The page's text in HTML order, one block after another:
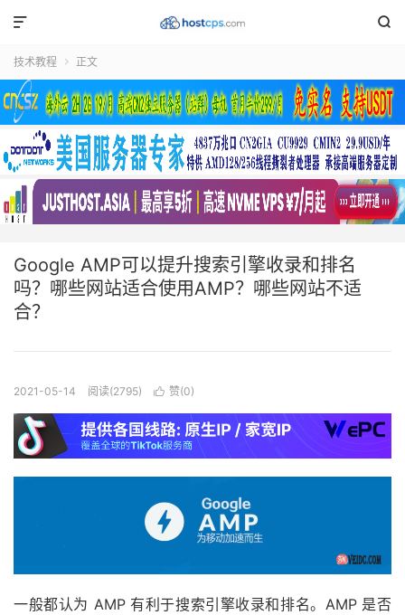


技术教程  正文
Google AMP可以提升搜索引擎收录和排名
吗？哪些网站适合使用AMP？哪些网站不适
合？
2021-05-14 阅读(2795)  赞(0)
一般都认为 AMP 有利于搜索引擎收录和排名。AMP 是否